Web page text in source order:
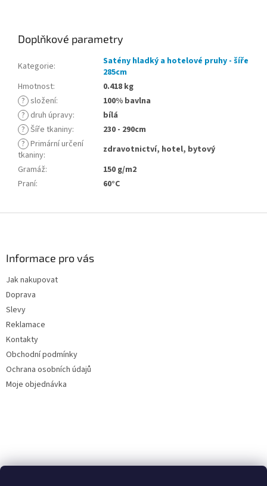
Doplňkové parametry
Kategorie:
Satény hladký a hotelové pruhy - šíře
285cm
Hmotnost:
0.418 kg
? složení:
100% bavlna
? druh úpravy:
bílá
? Šíře tkaniny:
230 - 290cm
? Primární určení
tkaniny:
zdravotnictví, hotel, bytový
Gramáž:
150 g/m2
Praní: 60°C
Informace pro vás
Jak nakupovat
Doprava
Slevy
Reklamace
Kontakty
Obchodní podmínky
Ochrana osobních údajů
Moje objednávka